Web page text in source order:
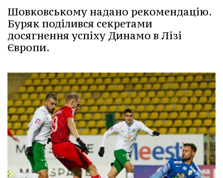
Шовковському надано рекомендацію.
Буряк поділився секретами
досягнення успіху Динамо в Лізі
Європи.